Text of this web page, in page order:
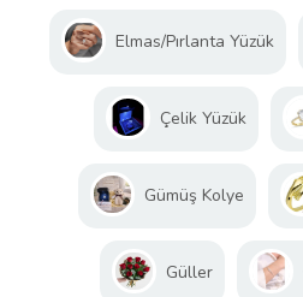
Elmas/Pırlanta Yüzük
Çelik Yüzük
Gümüş Kolye
Güller